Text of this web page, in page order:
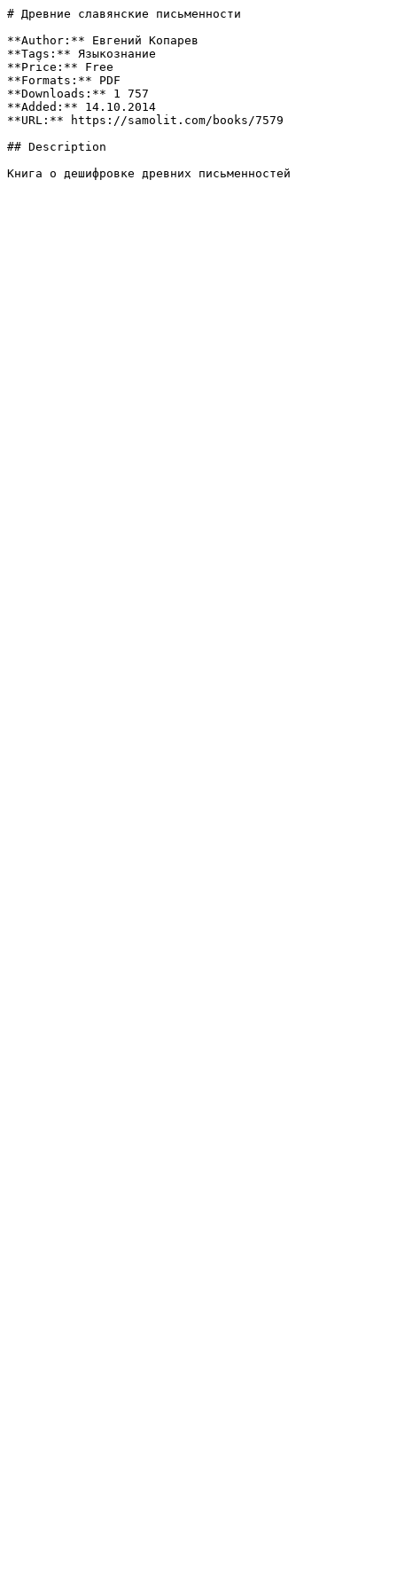
# Древние славянские письменности
**Author:** Евгений Копарев
**Tags:** Языкознание
**Price:** Free
**Formats:** PDF
**Downloads:** 1 757
**Added:** 14.10.2014
**URL:** https://samolit.com/books/7579
## Description
Книга о дешифровке древних письменностей